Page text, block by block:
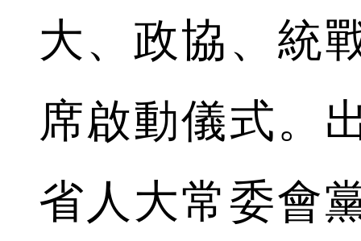
大、政協、統
席啟動儀式。
省人大常委會